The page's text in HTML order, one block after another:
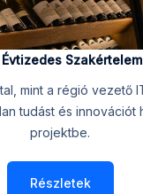
Évtizedes Szakértelem
mint a régió vezető
tudást és innovációt
projektbe.
Részletek